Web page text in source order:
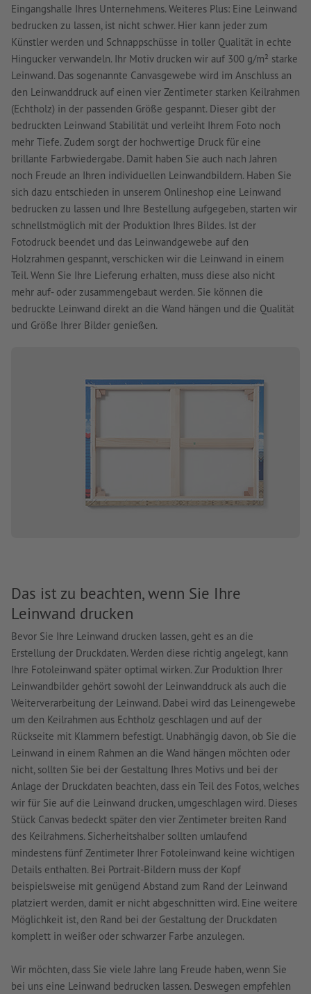
Eingangshalle Ihres Unternehmens. Weiteres Plus: Eine Leinwand
bedrucken zu lassen, ist nicht schwer. Hier kann jeder zum
Künstler werden und Schnappschüsse in toller Qualität in echte
Hingucker verwandeln. Ihr Motiv drucken wir auf 300 g/m² starke
Leinwand. Das sogenannte Canvasgewebe wird im Anschluss an
den Leinwanddruck auf einen vier Zentimeter starken Keilrahmen
(Echtholz) in der passenden Größe gespannt. Dieser gibt der
bedruckten Leinwand Stabilität und verleiht Ihrem Foto noch
mehr Tiefe. Zudem sorgt der hochwertige Druck für eine
brillante Farbwiedergabe. Damit haben Sie auch nach Jahren
noch Freude an Ihren individuellen Leinwandbildern. Haben Sie
sich dazu entschieden in unserem Onlineshop eine Leinwand
bedrucken zu lassen und Ihre Bestellung aufgegeben, starten wir
schnellstmöglich mit der Produktion Ihres Bildes. Ist der
Fotodruck beendet und das Leinwandgewebe auf den
Holzrahmen gespannt, verschicken wir die Leinwand in einem
Teil. Wenn Sie Ihre Lieferung erhalten, muss diese also nicht
mehr auf- oder zusammengebaut werden. Sie können die
bedruckte Leinwand direkt an die Wand hängen und die Qualität
und Größe Ihrer Bilder genießen.
Das ist zu beachten, wenn Sie Ihre
Leinwand drucken
Bevor Sie Ihre Leinwand drucken lassen, geht es an die
Erstellung der Druckdaten. Werden diese richtig angelegt, kann
Ihre Fotoleinwand später optimal wirken. Zur Produktion Ihrer
Leinwandbilder gehört sowohl der Leinwanddruck als auch die
Weiterverarbeitung der Leinwand. Dabei wird das Leinengewebe
um den Keilrahmen aus Echtholz geschlagen und auf der
Rückseite mit Klammern befestigt. Unabhängig davon, ob Sie die
Leinwand in einem Rahmen an die Wand hängen möchten oder
nicht, sollten Sie bei der Gestaltung Ihres Motivs und bei der
Anlage der Druckdaten beachten, dass ein Teil des Fotos, welches
wir für Sie auf die Leinwand drucken, umgeschlagen wird. Dieses
Stück Canvas bedeckt später den vier Zentimeter breiten Rand
des Keilrahmens. Sicherheitshalber sollten umlaufend
mindestens fünf Zentimeter Ihrer Fotoleinwand keine wichtigen
Details enthalten. Bei Portrait-Bildern muss der Kopf
beispielsweise mit genügend Abstand zum Rand der Leinwand
platziert werden, damit er nicht abgeschnitten wird. Eine weitere
Möglichkeit ist, den Rand bei der Gestaltung der Druckdaten
komplett in weißer oder schwarzer Farbe anzulegen.
Wir möchten, dass Sie viele Jahre lang Freude haben, wenn Sie
bei uns eine Leinwand bedrucken lassen. Deswegen empfehlen